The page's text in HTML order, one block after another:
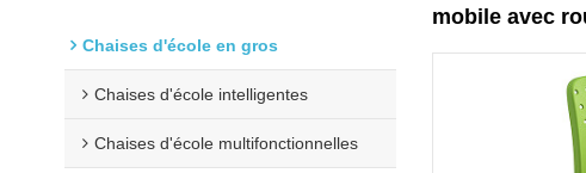
Chaises d'école en gros
Chaises d'école intelligentes
Chaises d'école multifonctionnelles
mobile avec